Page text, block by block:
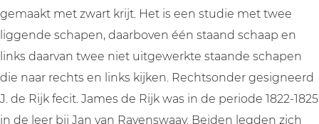
gemaakt met zwart krijt. Het is een studie met twee
liggende schapen, daarboven één staand schaap en
links daarvan twee niet uitgewerkte staande schapen
die naar rechts en links kijken. Rechtsonder gesigneerd
J. de Rijk fecit. James de Rijk was in de periode 1822-1825
in de leer bij Jan van Ravenswaay. Beiden legden zich